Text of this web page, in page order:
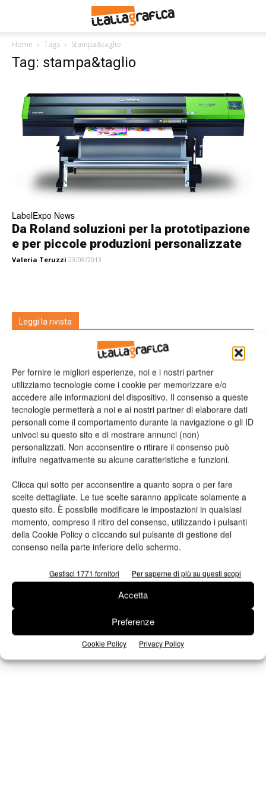
Per fornire le migliori esperienze, noi e i nostri partner
utilizziamo tecnologie come i cookie per memorizzare e/o
accedere alle informazioni del dispositivo. Il consenso a queste
tecnologie permetterà a noi e ai nostri partner di elaborare dati
personali come il comportamento durante la navigazione o gli ID
univoci su questo sito e di mostrare annunci (non)
personalizzati. Non acconsentire o ritirare il consenso può
influire negativamente su alcune caratteristiche e funzioni.
Clicca qui sotto per acconsentire a quanto sopra o per fare
scelte dettagliate. Le tue scelte saranno applicate solamente a
questo sito. È possibile modificare le impostazioni in qualsiasi
momento, compreso il ritiro del consenso, utilizzando i pulsanti
della Cookie Policy o cliccando sul pulsante di gestione del
consenso nella parte inferiore dello schermo.
Gestisci 1771 fornitori Per saperne di più su questi scopi
Accetta
Preferenze
Cookie Policy Privacy Policy
Home Tags Stampa&taglio
Tag: stampa&taglio
LabelExpo News
Da Roland soluzioni per la prototipazione
e per piccole produzioni personalizzate
Valeria Teruzzi 23/08/2013
Leggi la rivista
n.2 - Giugno 2026 n.1 - Maggio 2026 n.6 - Dicembre 2025
Edicola Web
Iscriviti alla newsletter